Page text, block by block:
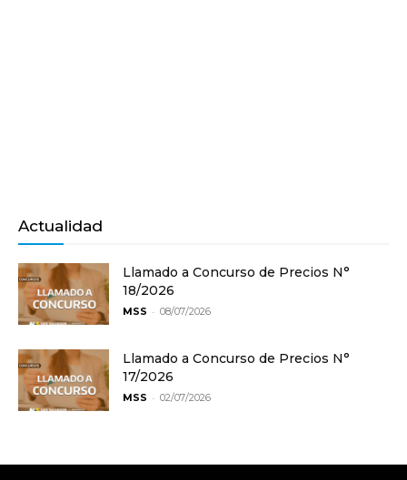
Actualidad
Llamado a Concurso de Precios N°
18/2026
MSS - 08/07/2026
Llamado a Concurso de Precios N°
17/2026
MSS - 02/07/2026